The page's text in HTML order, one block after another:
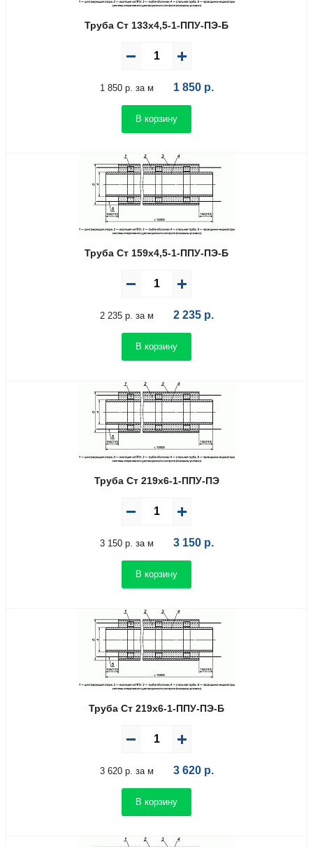
Труба Ст 133х4,5-1-ППУ-ПЭ-Б
1 850 р. за м 1 850р.
В корзину
Труба Ст 159х4,5-1-ППУ-ПЭ-Б
2 235 р. за м 2 235р.
В корзину
Труба Ст 219х6-1-ППУ-ПЭ
3 150 р. за м 3 150р.
В корзину
Труба Ст 219х6-1-ППУ-ПЭ-Б
3 620 р. за м 3 620р.
В корзину